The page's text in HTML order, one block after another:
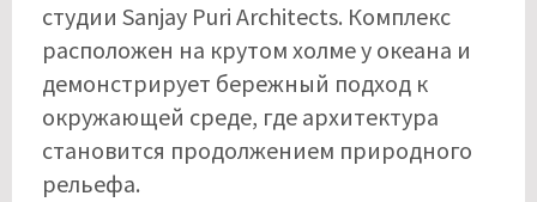
студии Sanjay Puri Architects. Комплекс
расположен на крутом холме у океана и
демонстрирует бережный подход к
окружающей среде, где архитектура
становится продолжением природного
рельефа.